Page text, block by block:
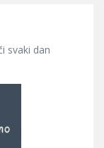
svaki dan